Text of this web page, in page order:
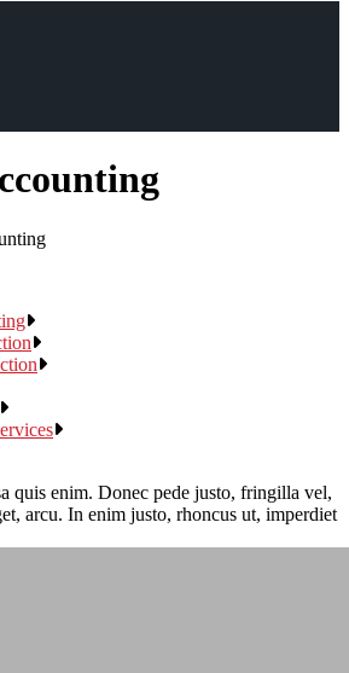
quis enim. Donec pede justo, fringilla vel,
arcu. In enim justo, rhoncus ut, imperdiet